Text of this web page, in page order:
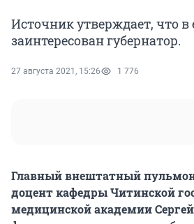
Источник утверждает, что в
заинтересован губернатор.
27 августа 2021, 15:26 1 776
Главный внештатный
доцент кафедры Читинской
медицинской академии